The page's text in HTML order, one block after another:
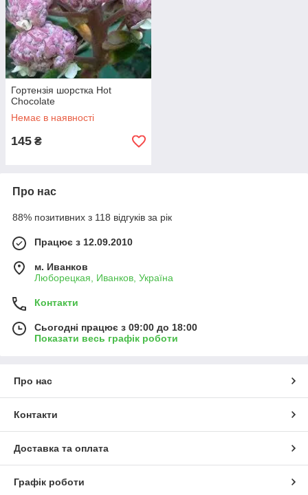
Гортензія шорстка Hot
Chocolate
Немає в наявності
145 ₴
Про нас
88% позитивних з 118 відгуків за рік
Працює з 12.09.2010
м. Иванков
Люборецкая, Иванков, Україна
Контакти
Сьогодні працює з 09:00 до 18:00
Показати весь графік роботи
Про нас
Контакти
Доставка та оплата
Графік роботи